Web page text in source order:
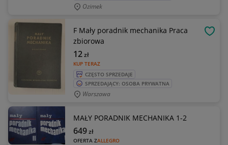
Ozimek
F Mały poradnik mechanika Praca
zbiorowa
KUP TERAZ
12zł
CZĘSTO SPRZEDAJE
SPRZEDAJĄCY: OSOBA PRYWATNA
Warszawa
MAŁY PORADNIK MECHANIKA 1-2
OFERTA ZALLEGRO
649zł